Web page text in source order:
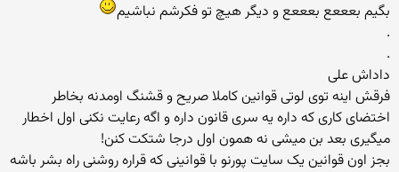
بگیم بعععع بعععع و دیگر هیچ تو فکرشم نباشیم
.
.
داداش علی
فرقش اینه توی لوتی قوانین کاملا صریح و قشنگ اومدنه بخاطر
اختضای کاری که داره یه سری قانون داره و اگه رعایت نکنی اول اخطار
میگیری بعد بن میشی نه همون اول درجا شتکت کنن!
بجز اون قوانین یک سایت پورنو با قوانینی که قراره روشنی راه بشر باشه